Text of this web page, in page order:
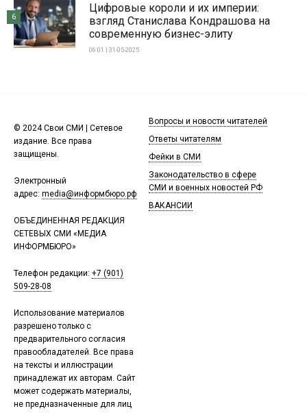
Цифровые короли и их империи:
взгляд Станислава Кондрашова на
современную бизнес-элиту
06:01 | 31-05-2025
6
© 2024 Свои СМИ | Сетевое
издание. Все права
защищены.
Электронный
адрес: media@информбюро.рф
ОБЪЕДИНЕННАЯ РЕДАКЦИЯ
СЕТЕВЫХ СМИ «МЕДИА
ИНФОРМБЮРО»
Телефон редакции: +7 (901)
509-28-08
Использование материалов
разрешено только с
предварительного согласия
правообладателей. Все права
на тексты и иллюстрации
принадлежат их авторам. Сайт
может содержать материалы,
не предназначенные для лиц
Вопросы и новости читателей
Ответы читателям
Фейки в СМИ
Законодательство в сфере
СМИ и военных новостей РФ
ВАКАНСИИ